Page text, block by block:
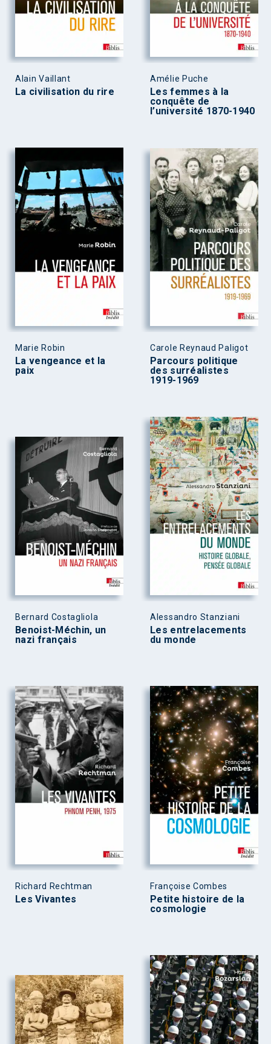
Alain Vaillant
La civilisation du rire
Amélie Puche
Les femmes à la
conquête de
l’université 1870-1940
Marie Robin
La vengeance et la
paix
Carole Reynaud Paligot
Parcours politique
des surréalistes
1919-1969
Bernard Costagliola
Benoist-Méchin, un
nazi français
Alessandro Stanziani
Les entrelacements
du monde
Richard Rechtman
Les Vivantes
Françoise Combes
Petite histoire de la
cosmologie